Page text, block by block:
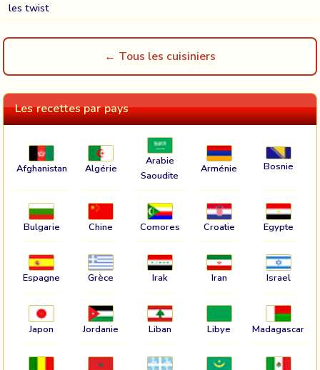
les twist
← Tous les cuisiniers
Les recettes par pays
Afghanistan Algérie
Arabie
Saoudite
Arménie Bosnie
Bulgarie Chine Comores Croatie Egypte
Espagne Grèce Irak Iran Israel
Japon Jordanie Liban Libye Madagascar